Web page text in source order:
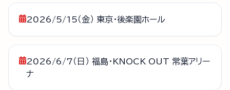
2026/5/15（金） 東京・後楽園ホール
2026/6/7（日） 福島・KNOCK OUT 常葉アリー
ナ